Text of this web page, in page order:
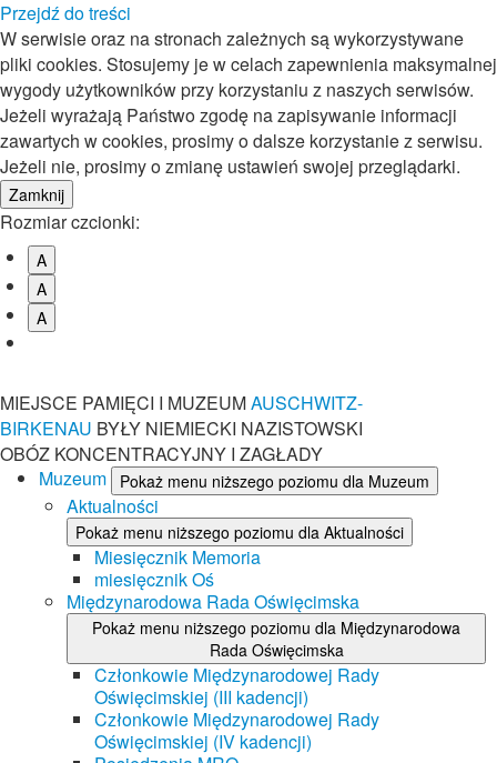
Przejdź do treści
W serwisie oraz na stronach zależnych są wykorzystywane
pliki cookies. Stosujemy je w celach zapewnienia maksymalnej
wygody użytkowników przy korzystaniu z naszych serwisów.
Jeżeli wyrażają Państwo zgodę na zapisywanie informacji
zawartych w cookies, prosimy o dalsze korzystanie z serwisu.
Jeżeli nie, prosimy o zmianę ustawień swojej przeglądarki.
Rozmiar czcionki:
A
A
A
MIEJSCE PAMIĘCI I MUZEUMAUSCHWITZ-
BIRKENAU BYŁY NIEMIECKI NAZISTOWSKI
OBÓZ KONCENTRACYJNY I ZAGŁADY
Muzeum
Pokaż menu niższego poziomu dla Muzeum
Aktualności
Pokaż menu niższego poziomu dla Aktualności
Miesięcznik Memoria
miesięcznik Oś
Międzynarodowa Rada Oświęcimska
Pokaż menu niższego poziomu dla Międzynarodowa
Rada Oświęcimska
Członkowie Międzynarodowej Rady
Oświęcimskiej (III kadencji)
Członkowie Międzynarodowej Rady
Oświęcimskiej (IV kadencji)